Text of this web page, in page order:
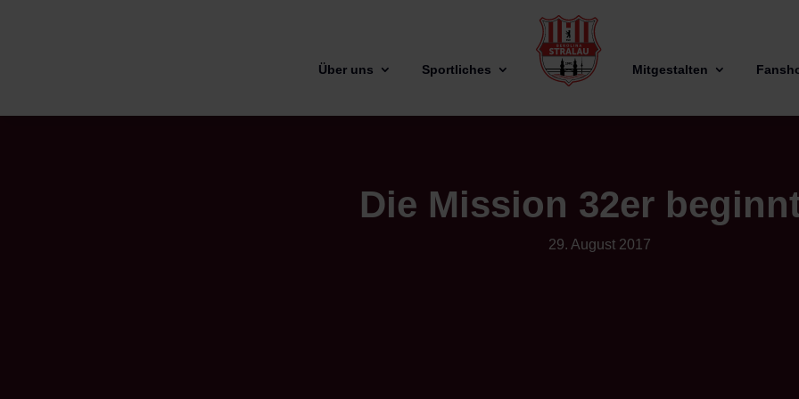
Über uns Sportliches Mitgestalten
Die Mission 32er
29. August 2017